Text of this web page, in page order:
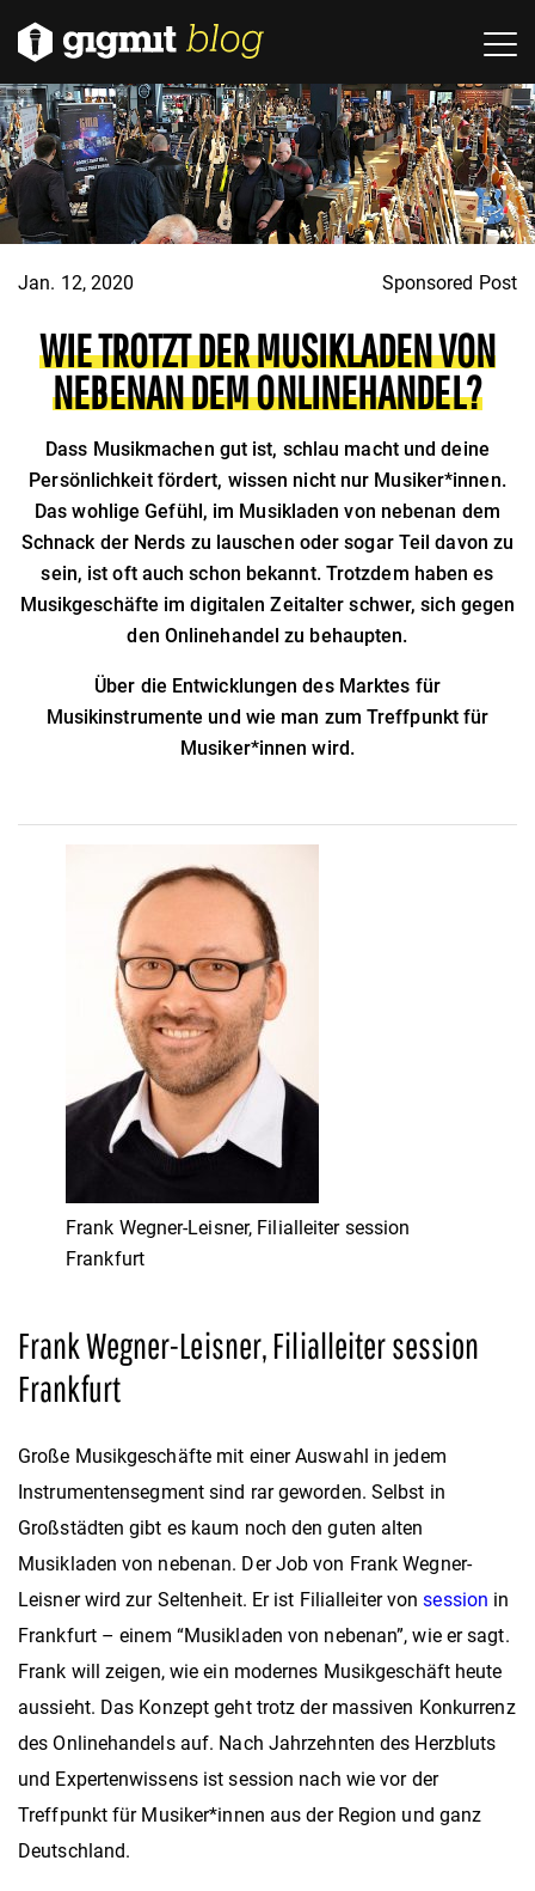
Jan. 12, 2020 Sponsored Post
WIE TROTZT DER MUSIKLADEN VON
NEBENAN DEM ONLINEHANDEL?
Dass Musikmachen gut ist, schlau macht und deine
Persönlichkeit fördert, wissen nicht nur Musiker*innen.
Das wohlige Gefühl, im Musikladen von nebenan dem
Schnack der Nerds zu lauschen oder sogar Teil davon zu
sein, ist oft auch schon bekannt. Trotzdem haben es
Musikgeschäfte im digitalen Zeitalter schwer, sich gegen
den Onlinehandel zu behaupten.
Über die Entwicklungen des Marktes für
Musikinstrumente und wie man zum Treffpunkt für
Musiker*innen wird.
Frank Wegner-Leisner, Filialleiter session
Frankfurt
Frank Wegner-Leisner, Filialleiter session
Frankfurt
Große Musikgeschäfte mit einer Auswahl in jedem
Instrumentensegment sind rar geworden. Selbst in
Großstädten gibt es kaum noch den guten alten
Musikladen von nebenan. Der Job von Frank Wegner-
Leisner wird zur Seltenheit. Er ist Filialleiter vonsession in
Frankfurt – einem “Musikladen von nebenan”, wie er sagt.
Frank will zeigen, wie ein modernes Musikgeschäft heute
aussieht. Das Konzept geht trotz der massiven Konkurrenz
des Onlinehandels auf. Nach Jahrzehnten des Herzbluts
und Expertenwissens ist session nach wie vor der
Treffpunkt für Musiker*innen aus der Region und ganz
Deutschland.